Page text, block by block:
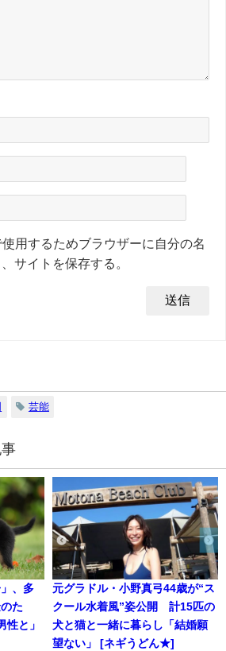
用するためブラウザーに自分の名
サイトを保存する。
芸能
、多
た
と」
元グラドル・小野真弓44歳が“ス
クール水着風”姿公開 計15匹の
犬と猫と一緒に暮らし「結婚願
望ない」 [ネギうどん★]